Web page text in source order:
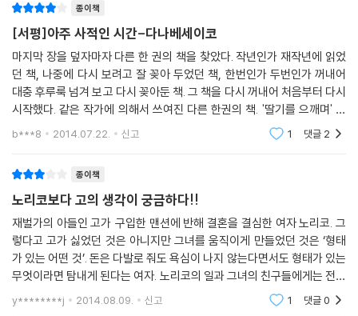
종이책
[서평]아주 사적인 시간-다나베세이코
마지막 장을 덮자마자 다른 한 권의 책을 찾았다. 작년인가 재작년에 읽었
던 책, 나중에 다시 보려고 잘 꽂아 두었던 책, 한번인가 두번인가 꺼내어
대충 후루룩 넘겨 보고 다시 꽂아둔 책. 그 책을 다시 꺼내어 처음부터 다시
시작했다. 같은 작가에 의해서 쓰여진 다른 한권의 책. '딸기를 으깨며' 그
때 당시에 느꼈던 것과는 전혀 다른 느낌으로 책을 다시 읽었다. 왜 그때 당
b***8 2014.07.22. 신고 1 댓글 2
종이책
노리코보다 고의 생각이 궁금하다!!
재벌가의 아들인 고가 구입한 맨션에 반해 결혼을 결심한 여자 노리코. 그
렇다고 고가 싫었던 것은 아니지만 그녀를 움직이게 만들었던 것은 ‘형태
가 있는 어떤 것’. 돈은 다발로 줘도 욕심이 나지 않는다면서도 형태가 있는
무엇이라면 탐내게 된다는 여자. 노리코의 일과 그녀의 친구들에게는 전혀
관심이 없으면서도 오직 ‘노리코’라는 존재에 반해 끈질기게 결혼을 졸랐
던 고와
y********j 2014.08.09. 신고 1 댓글0